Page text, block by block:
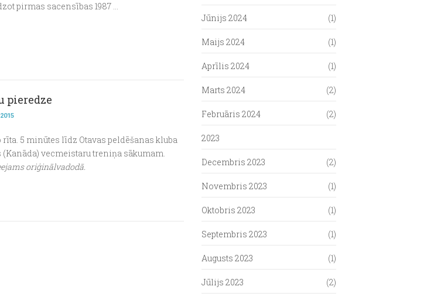
pirmas sacensības 1987 ...
pieredze
rīta. 5 minūtes līdz Otavas peldēšanas kluba
(Kanāda) vecmeistaru treniņa sākumam.
oriģinālvadodā.
Jūnijs 2024 (1)
Maijs 2024 (1)
Aprīlis 2024 (1)
Marts 2024 (2)
Februāris 2024 (2)
2023
Decembris 2023 (2)
Novembris 2023 (1)
Oktobris 2023 (1)
Septembris 2023 (1)
Augusts 2023 (1)
Jūlijs 2023 (2)